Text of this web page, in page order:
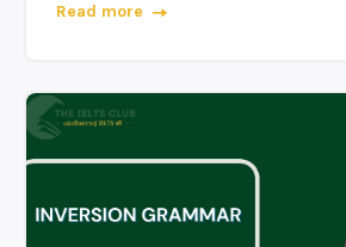
Read more